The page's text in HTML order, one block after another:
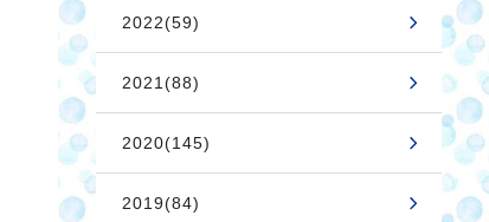
2022(59)
2021(88)
2020(145)
2019(84)